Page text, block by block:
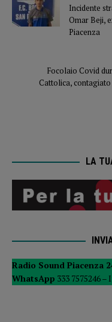
Incidente
Omar Beji,
Piacenza
Focolaio Covid
Cattolica,
LA
Radio Sound Piacenza
WhatsApp 333 7575246 –